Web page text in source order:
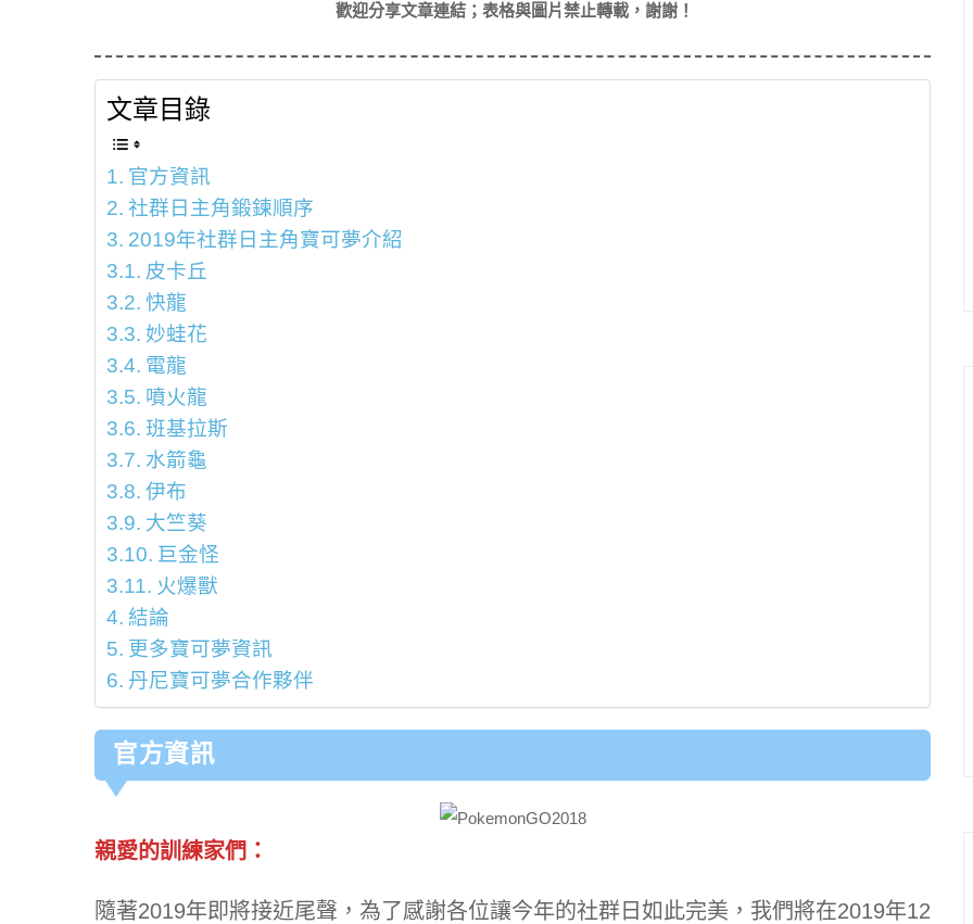
歡迎分享文章連結；表格與圖片禁止轉載，謝謝！
文章目錄
官方資訊
社群日主角鍛鍊順序
2019年社群日主角寶可夢介紹
皮卡丘
快龍
妙蛙花
電龍
噴火龍
班基拉斯
水箭龜
伊布
大竺葵
巨金怪
火爆獸
結論
更多寶可夢資訊
丹尼寶可夢合作夥伴
官方資訊
親愛的訓練家們：
隨著2019年即將接近尾聲，為了感謝各位讓今年的社群日如此完美，我們將在2019年12